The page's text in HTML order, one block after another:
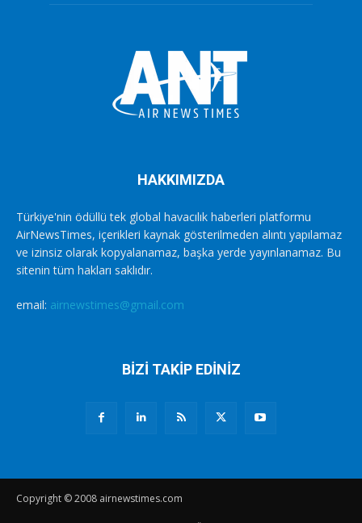
HAKKIMIZDA
Türkiye'nin ödüllü tek global havacılık haberleri platformu
AirNewsTimes, içerikleri kaynak gösterilmeden alıntı yapılamaz
ve izinsiz olarak kopyalanamaz, başka yerde yayınlanamaz. Bu
sitenin tüm hakları saklıdır.
email: airnewstimes@gmail.com
BİZİ TAKİP EDİNİZ
Copyright © 2008 airnewstimes.com